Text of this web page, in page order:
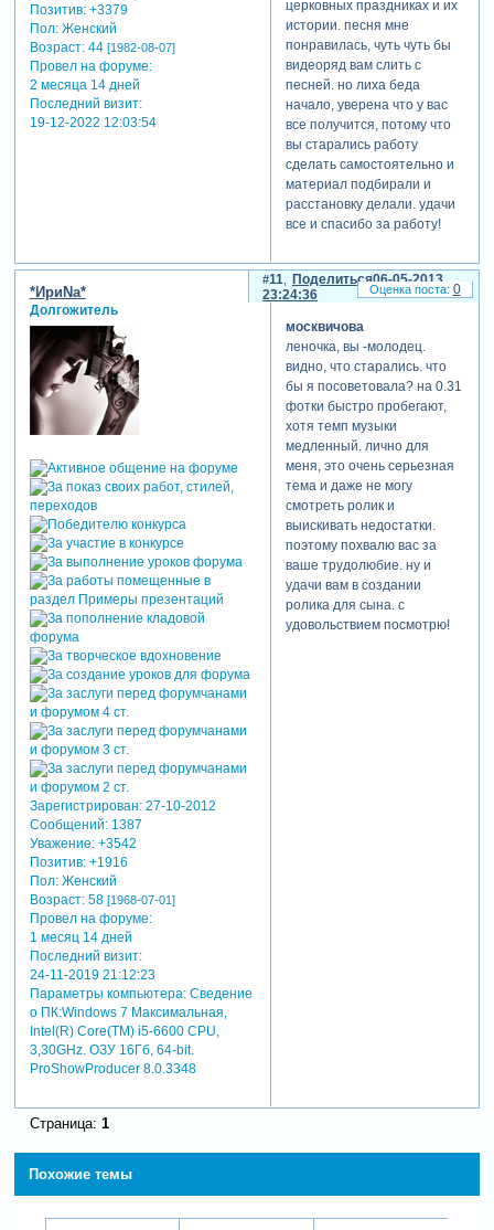
Позитив: +3379
Пол:Женский
Возраст:44 [1982-08-07]
Провел на форуме:
2 месяца 14 дней
Последний визит:
19-12-2022 12:03:54
церковных праздниках и их
истории. песня мне
понравилась, чуть чуть бы
видеоряд вам слить с
песней. но лиха беда
начало, уверена что у вас
все получится, потому что
вы старались работу
сделать самостоятельно и
материал подбирали и
расстановку делали. удачи
все и спасибо за работу!
Поделиться
11
06-05-2013
23:24:36
*ИриNа*
Долгожитель
Зарегистрирован: 27-10-2012
Сообщений:1387
Уважение: +3542
Позитив: +1916
Пол:Женский
Возраст:58 [1968-07-01]
Провел на форуме:
1 месяц 14 дней
Последний визит:
24-11-2019 21:12:23
Параметры компьютера:Сведение
о ПК:Windows 7 Максимальная,
Intel(R) Core(TM) i5-6600 CPU,
3,30GHz. ОЗУ 16Гб, 64-bit.
ProShowProducer 8.0.3348
москвичова
леночка, вы -молодец.
видно, что старались. что
бы я посоветовала? на 0.31
фотки быстро пробегают,
хотя темп музыки
медленный. лично для
меня, это очень серьезная
тема и даже не могу
смотреть ролик и
выискивать недостатки.
поэтому похвалю вас за
ваше трудолюбие. ну и
удачи вам в создании
ролика для сына. с
удовольствием посмотрю!
0
Страница: 1
Похожие темы